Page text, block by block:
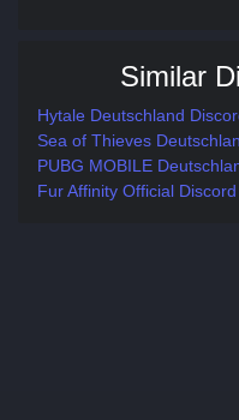
Similar
Hytale Deutschland
Sea of Thieves
PUBG MOBILE
Fur Affinity Official